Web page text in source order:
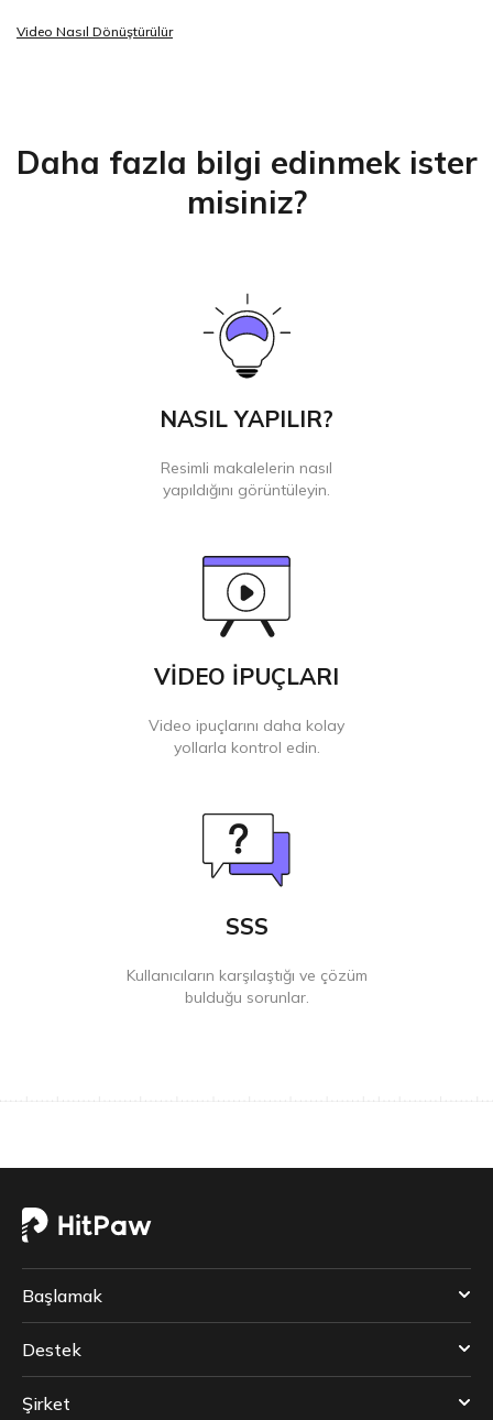
Video Nasıl Dönüştürülür
Daha fazla bilgi edinmek ister
misiniz?
NASIL YAPILIR?
Resimli makalelerin nasıl
yapıldığını görüntüleyin.
VİDEO İPUÇLARI
Video ipuçlarını daha kolay
yollarla kontrol edin.
SSS
Kullanıcıların karşılaştığı ve çözüm
bulduğu sorunlar.
Başlamak
Destek
Şirket